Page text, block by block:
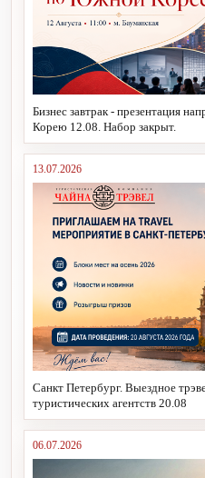
Бизнес завтрак - презентация
Корею 12.08. Набор закрыт.
13.07.2026
Санкт Петербург. Выездное
туристических агентств 20.08
06.07.2026